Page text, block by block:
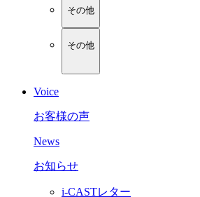
その他
その他
Voice
お客様の声
News
お知らせ
i-CASTレター